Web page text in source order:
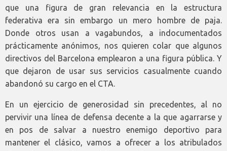
que una figura de gran relevancia en la estructura
federativa era sin embargo un mero hombre de paja.
Donde otros usan a vagabundos, a indocumentados
prácticamente anónimos, nos quieren colar que algunos
directivos del Barcelona emplearon a una figura pública. Y
que dejaron de usar sus servicios casualmente cuando
abandonó su cargo en el CTA.
En un ejercicio de generosidad sin precedentes, al no
pervivir una línea de defensa decente a la que agarrarse y
en pos de salvar a nuestro enemigo deportivo para
mantener el clásico, vamos a ofrecer a los atribulados